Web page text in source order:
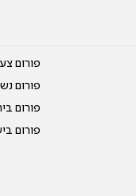
פורום
פורום
פורום
פורום